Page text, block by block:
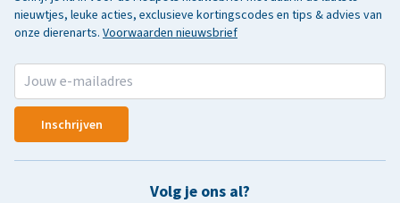
nieuwtjes, leuke acties, exclusieve kortingscodes en tips & advies van
onze dierenarts. Voorwaarden nieuwsbrief
Inschrijven
Volg je ons al?